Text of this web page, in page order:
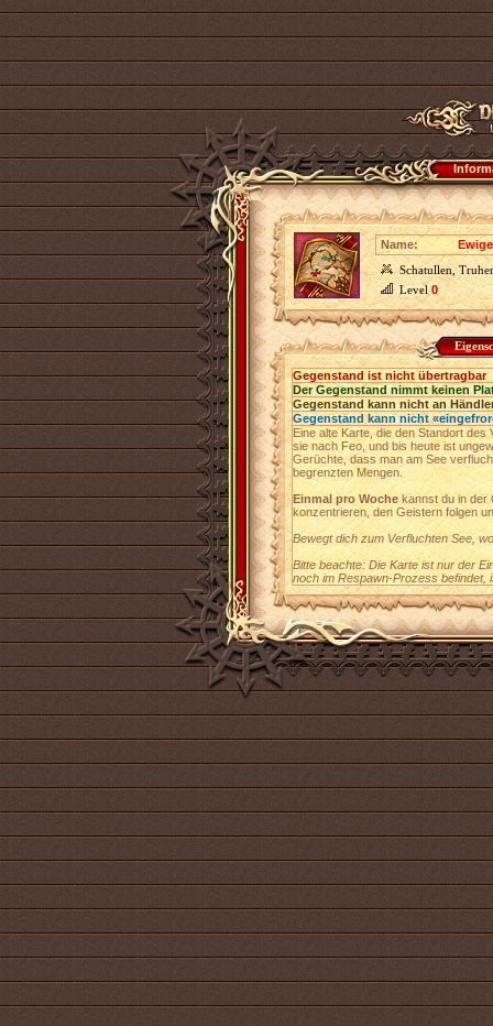
Name:
Schatullen,
Level0
Gegenstand ist nicht übertragbar
Der Gegenstand nimmt keinen
Gegenstand kann nicht an
Gegenstand kann nicht
Eine alte Karte, die den Standort des
sie nach Feo, und bis heute ist
Gerüchte, dass man am See
begrenzten Mengen.
Einmal pro Wochekannst du in der
konzentrieren, den Geistern folgen
Bewegt dich zum Verfluchten See,
Bitte beachte: Die Karte ist nur der
noch im Respawn-Prozess befindet,